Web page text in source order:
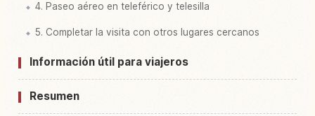
4. Paseo aéreo en teleférico y telesilla
5. Completar la visita con otros lugares cercanos
Información útil para viajeros
Resumen